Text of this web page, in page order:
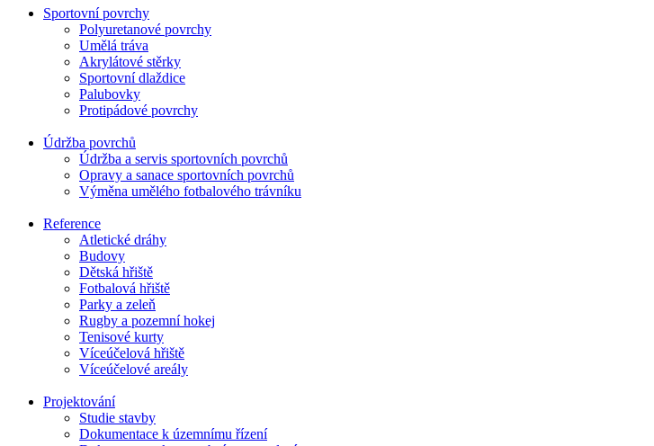
Sportovní povrchy
Polyuretanové povrchy
Umělá tráva
Akrylátové stěrky
Sportovní dlaždice
Palubovky
Protipádové povrchy
Údržba povrchů
Údržba a servis sportovních povrchů
Opravy a sanace sportovních povrchů
Výměna umělého fotbalového trávníku
Reference
Atletické dráhy
Budovy
Dětská hřiště
Fotbalová hřiště
Parky a zeleň
Rugby a pozemní hokej
Tenisové kurty
Víceúčelová hřiště
Víceúčelové areály
Projektování
Studie stavby
Dokumentace k územnímu řízení